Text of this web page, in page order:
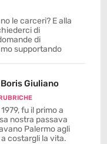
le carceri? E alla
di
di
supportando
Giuliano
fu il primo a
nostra passava
Palermo agli
costargli la vita.